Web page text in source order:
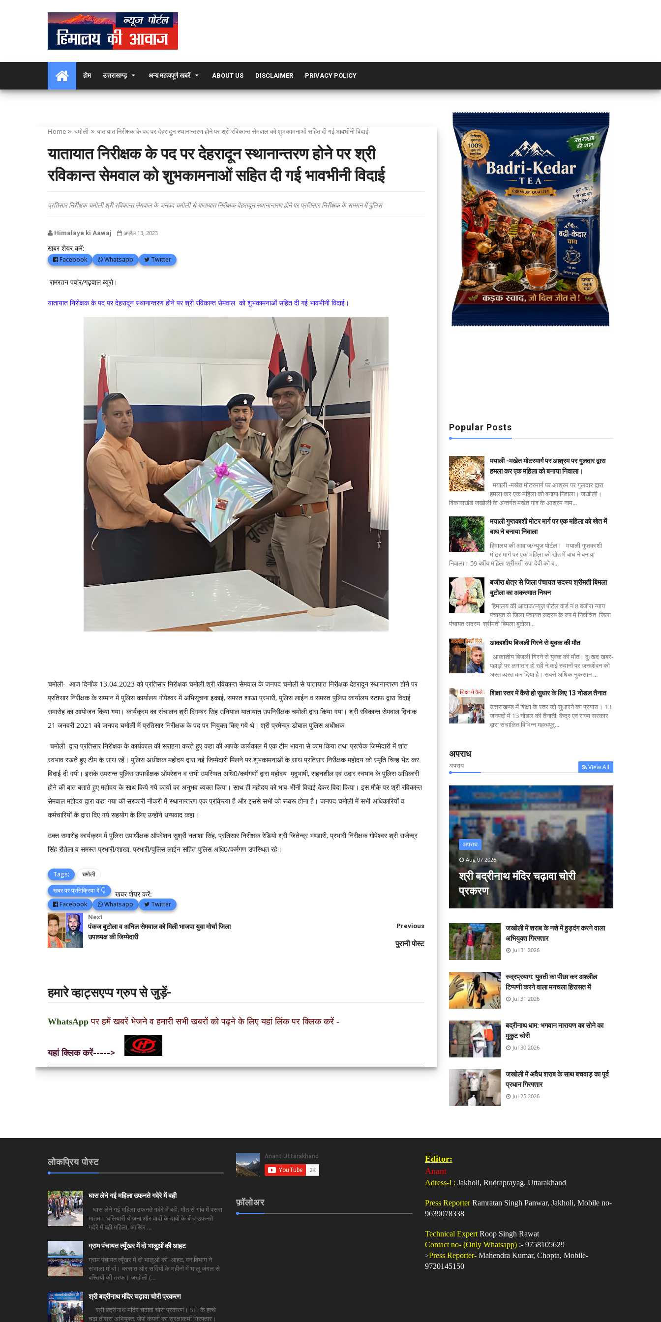
होम उत्तराखण्ड़ अन्य महत्वपूर्ण खबरें ABOUT US DISCLAIMER PRIVACY POLICY
Home चमोली यातायात निरीक्षक के पद पर देहरादून स्थानान्तरण होने पर श्री रविकान्त सेमवाल को शुभकामनाओं सहित दी गई भावभीनी विदाई
यातायात निरीक्षक के पद पर देहरादून स्थानान्तरण होने पर श्री
रविकान्त सेमवाल को शुभकामनाओं सहित दी गई भावभीनी विदाई
प्रतिसार निरीक्षक चमोली श्री रविकान्त सेमवाल के जनपद चमोली से यातायात निरीक्षक देहरादून स्थानान्तरण होने पर प्रतिसार निरीक्षक के सम्मान में पुलिस
Himalaya ki Aawaj अप्रैल 13, 2023
खबर शेयर करें:
Facebook Whatsapp Twitter
रामरतन पवांर/गढ़वाल ब्यूरो।
यातायात निरीक्षक के पद पर देहरादून स्थानान्तरण होने पर श्री रविकान्त सेमवाल को शुभकामनाओं सहित दी गई भावभीनी विदाई।
चमोली- आज दिनाँक 13.04.2023 को प्रतिसार निरीक्षक चमोली श्री रविकान्त सेमवाल के जनपद चमोली से यातायात निरीक्षक देहरादून स्थानान्तरण होने पर
प्रतिसार निरीक्षक के सम्मान में पुलिस कार्यालय गोपेश्वर में अभिसूचना इकाई, समस्त शाखा प्रभारी, पुलिस लाईन व समस्त पुलिस कार्यालय स्टाफ द्वारा विदाई
समारोह का आयोजन किया गया। कार्यक्रम का संचालन श्री दिगम्बर सिंह उनियाल यातायात उपनिरीक्षक चमोली द्वारा किया गया। श्री रविकान्त सेमवाल दिनांक
21 जनवरी 2021 को जनपद चमोली में प्रतिसार निरीक्षक के पद पर नियुक्त किए गये थे। श्री प्रमेन्द्र डोबाल पुलिस अधीक्षक
चमोली द्वारा प्रतिसार निरीक्षक के कार्यकाल की सराहना करते हुए कहा की आपके कार्यकाल में एक टीम भावना से काम किया तथा प्रत्येक जिम्मेदारी में शांत
स्वभाव रखते हुए टीम के साथ रहें। पुलिस अधीक्षक महोदय द्वारा नई जिम्मेदारी मिलने पर शुभकामनाओं के साथ प्रतिसार निरीक्षक महोदय को स्मृति चिन्ह भेंट कर
विदाई दी गयी। इसके उपरान्त पुलिस उपाधीक्षक ऑपरेशन व सभी उपस्थित अधि0/कर्मगणों द्वारा महोदय मृदुभाषी, सहनशील एवं उदार स्वभाव के पुलिस अधिकारी
होने की बात बताते हुए महोदय के साथ किये गये कार्यो का अनुभव व्यक्त किया। साथ ही महोदय को भाव-भीनी विदाई देकर विदा किया। इस मौके पर श्री रविकान्त
सेमवाल महोदय द्वारा कहा गया की सरकारी नौकरी में स्थानान्तरण एक प्रक्रिया है और इससे सभी को रूबरू होना है। जनपद चमोली में सभी अधिकारियों व
कर्मचारियों के द्वारा दिए गये सहयोग के लिए उन्होंने धन्यवाद कहा।
उक्त समारोह कार्यक्रम में पुलिस उपाधीक्षक ऑपरेशन सुश्री नताशा सिंह, प्रतिसार निरीक्षक रेडियो श्री जितेन्द्र भण्डारी, प्रभारी निरीक्षक गोपेश्वर श्री राजेन्द्र
सिंह रौतेला व समस्त प्रभारी/शाखा, प्रभारी/पुलिस लाईन सहित पुलिस अधि0/कर्मगण उपस्थित रहे।
Tags:
चमोली
खबर पर प्रतिक्रिया दें 👇
खबर शेयर करें:
Facebook Whatsapp Twitter
Next
पंकज बुटोला व अनिल सेमवाल को मिली भाजपा युवा मोर्चा जिला
उपाध्यक्ष की जिम्मेदारी
Previous
पुरानी पोस्ट
हमारे व्हाट्सएप्प ग्रुप से जुड़ें-
WhatsApp पर हमें खबरें भेजने व हमारी सभी खबरों को पढ़ने के लिए यहां लिंक पर क्लिक करें -
यहां क्लिक करें----->
Popular Posts
मयाली -मखेत मोटरमार्ग पर आश्रम पर गुलदार द्वारा
हमला कर एक महिला को बनाया निवाला।
मयाली -मखेत मोटरमार्ग पर आश्रम पर गुलदार द्वारा
हमला कर एक महिला को बनाया निवाला। जखोली।
विकासखंड जखोली के अन्तर्गत मखेत गांव के आश्रम नाम...
मयाली गुप्तकाशी मोटर मार्ग पर एक महिला को खेत में
बाघ ने बनाया निवाला
हिमालय की आवाज/न्यूज पोर्टल। मयाली गुप्तकाशी
मोटर मार्ग पर एक महिला को खेत में बाघ ने बनाया
निवाला। 59 बर्षीय महिला श्रीमती रुपा देवी को ब...
बजीरा क्षेत्र से जिला पंचायत सदस्य श्रीमती बिमला
बुटोला का अकस्मात निधन
हिमालय की आवाज/न्यूज़ पोर्टल वार्ड नं 8 बजीरा न्याय
पंचायत से जिला पंचायत सदस्य के रुप मे निर्वाचित जिला
पंचायत सदस्य श्रीमती बिमला बुटोला...
आकाशीय बिजली गिरने से युवक की मौत
आकाशीय बिजली गिरने से युवक की मौत। दुःखद खबर-
पहाड़ों पर लगातार हो रही ने कई स्थानों पर जनजीवन को
अस्त व्यस्त कर दिया है। सबसे अधिक नुकसान ...
शिक्षा स्तर में कैसे हो सुधार के लिए 13 नोडल तैनात
उत्तराखण्ड में शिक्षा के स्तर को सुधारने का प्रयास। 13
जनपदों में 13 नोडल की तैनाती, केंद्र एवं राज्य सरकार
द्वारा संचालित विभिन्न महत्वपूर्...
अपराध
अपराध View All
अपराध
Aug 07 2026
श्री बद्रीनाथ मंदिर चढ़ावा चोरी
प्रकरण
जखोली में शराब के नशे में हुड़दंग करने वाला
अभियुक्त गिरफ्तार
Jul 31 2026
रुद्रप्रयाग: युवती का पीछा कर अश्लील
टिप्पणी करने वाला मनचला हिरासत में
Jul 31 2026
बद्रीनाथ धाम: भगवान नारायण का सोने का
मुकुट चोरी
Jul 30 2026
जखोली में अवैध शराब के साथ बचवाड़ का पूर्व
प्रधान गिरफ्तार
Jul 25 2026
लोकप्रिय पोस्ट
घास लेने गई महिला उफनते गदेरे में बही
घास लेने गई महिला उफनते गदेरे में बही, मौत से गांव में पसरा
मातम। घसियारी योजना और वादों के दावों के बीच उफनते
गदेरे में बही महिला, आखिर ...
ग्राम पंचायत त्यूँखर में दो भालुओं की आहट
ग्राम पंचायत त्यूँखर में दो भालुओं की आहट, वन विभाग ने
संभाला मोर्चा। बरसात ओर सर्दियों के महीनों में भालू जंगल से
बस्तियों की तरफ। जखोली (...
श्री बद्रीनाथ मंदिर चढ़ावा चोरी प्रकरण
श्री बद्रीनाथ मंदिर चढ़ावा चोरी प्रकरण। SIT के हत्थे
चढ़ा तीसरा अभियुक्त, जेपी कंपनी का सुरक्षाकर्मी गिरफ्तार।
फ़ॉलोअर
Editor:
Anant
Adress-I : Jakholi, Rudraprayag. Uttarakhand
Press ReporterRamratan Singh Panwar, Jakholi, Mobile no-
9639078338
Technical ExpertRoop Singh Rawat
Contact no- (Only Whatsapp) :- 9758105629
>Press Reporter-Mahendra Kumar, Chopta, Mobile-
9720145150